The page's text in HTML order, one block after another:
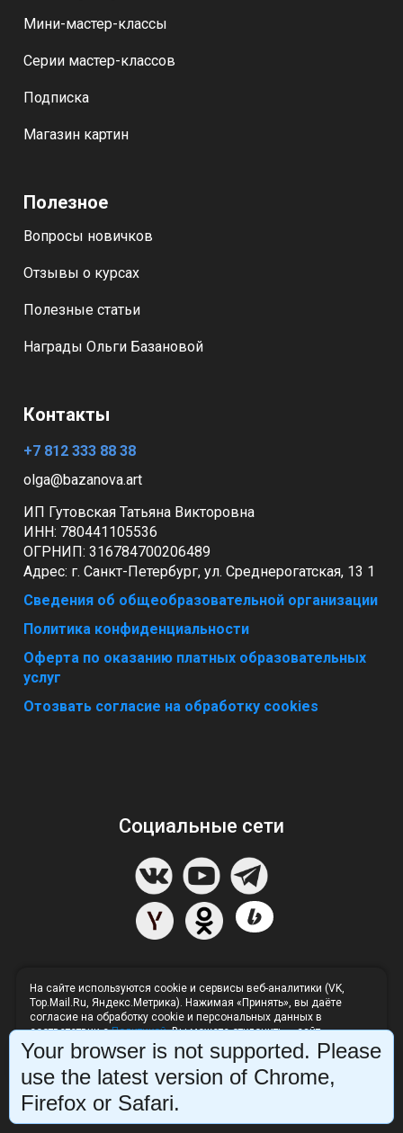
На сайте используются cookie и сервисы веб-аналитики (VK,
Top.Mail.Ru, Яндекс.Метрика). Нажимая «Принять», вы даёте
согласие на обработку cookie и персональных данных в
соответствии сПолитикой. Вы можете отклонить — сайт
продолжит работу без аналитики.
Отклонить
Мини-мастер-классы
Серии мастер-классов
Подписка
Магазин картин
Полезное
Вопросы новичков
Отзывы о курсах
Полезные статьи
Награды Ольги Базановой
Контакты
+7 812 333 88 38
olga@bazanova.art
ИП Гутовская Татьяна Викторовна
ИНН: 780441105536
ОГРНИП: 316784700206489
Адрес: г. Санкт-Петербург, ул. Среднерогатская, 13 1
Сведения об общеобразовательной организации
Политика конфиденциальности
Оферта по оказанию платных образовательных
услуг
Отозвать согласие на обработку cookies
Социальные сети
Напишите нам в Телеграм
Your browser is not supported. Please
use the latest version of Chrome,
Firefox or Safari.